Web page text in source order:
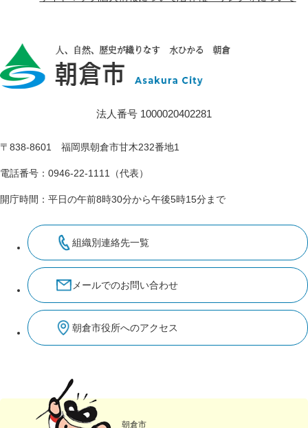
法人番号 1000020402281
〒838-8601 福岡県朝倉市甘木232番地1
電話番号：0946-22-1111（代表）
開庁時間：平日の午前8時30分から午後5時15分まで
組織別連絡先一覧
メールでのお問い合わせ
朝倉市役所へのアクセス
朝倉市